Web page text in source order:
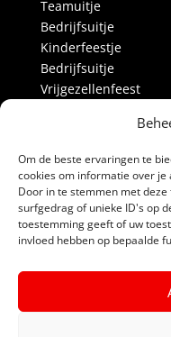
Om de beste ervaringen te
cookies om informatie over
Door in te stemmen met
surfgedrag of unieke ID's op
toestemming geeft of uw
invloed hebben op bepaalde
Teamuitje
Bedrijfsuitje
Kinderfeestje
Bedrijfsuitje
Vrijgezellenfeest
Alle prijzen
Partners
Contact
Algemene
Privacyverklaring
Powerboat